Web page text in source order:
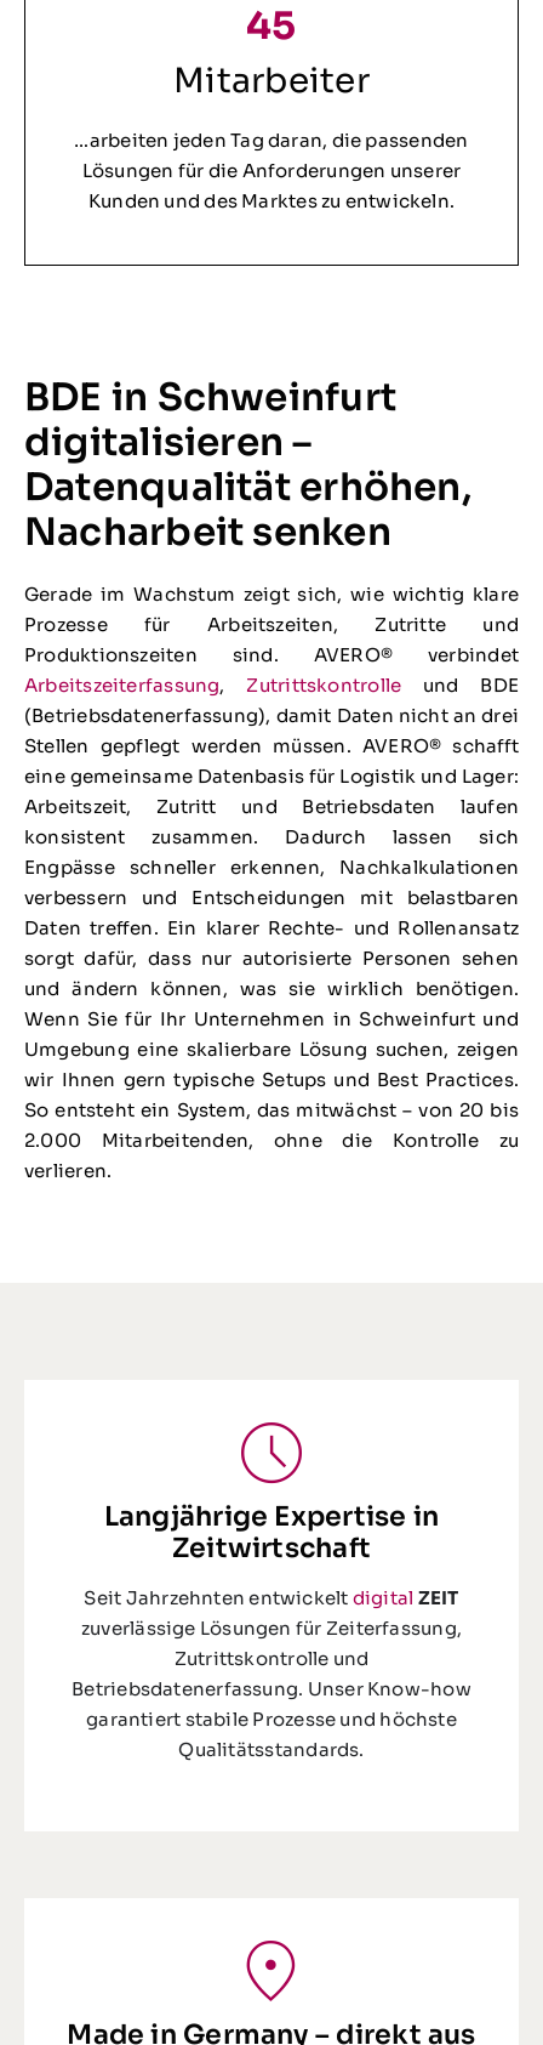
45
Mitarbeiter
…arbeiten jeden Tag daran, die passenden
Lösungen für die Anforderungen unserer
Kunden und des Marktes zu entwickeln.
BDE in Schweinfurt
digitalisieren –
Datenqualität erhöhen,
Nacharbeit senken
Gerade im Wachstum zeigt sich, wie wichtig klare
Prozesse für Arbeitszeiten, Zutritte und
Produktionszeiten sind. AVERO® verbindet
Arbeitszeiterfassung, Zutrittskontrolle und BDE
(Betriebsdatenerfassung), damit Daten nicht an drei
Stellen gepflegt werden müssen. AVERO® schafft
eine gemeinsame Datenbasis für Logistik und Lager:
Arbeitszeit, Zutritt und Betriebsdaten laufen
konsistent zusammen. Dadurch lassen sich
Engpässe schneller erkennen, Nachkalkulationen
verbessern und Entscheidungen mit belastbaren
Daten treffen. Ein klarer Rechte- und Rollenansatz
sorgt dafür, dass nur autorisierte Personen sehen
und ändern können, was sie wirklich benötigen.
Wenn Sie für Ihr Unternehmen in Schweinfurt und
Umgebung eine skalierbare Lösung suchen, zeigen
wir Ihnen gern typische Setups und Best Practices.
So entsteht ein System, das mitwächst – von 20 bis
2.000 Mitarbeitenden, ohne die Kontrolle zu
verlieren.
Langjährige Expertise in
Zeitwirtschaft
Seit Jahrzehnten entwickelt digital ZEIT
zuverlässige Lösungen für Zeiterfassung,
Zutrittskontrolle und
Betriebsdatenerfassung. Unser Know-how
garantiert stabile Prozesse und höchste
Qualitätsstandards.
Made in Germany – direkt aus